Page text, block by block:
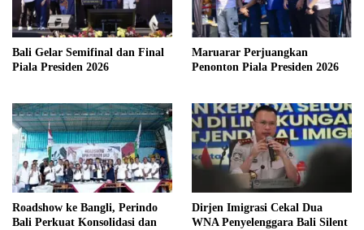
Bali Gelar Semifinal dan Final
Piala Presiden 2026
Maruarar Perjuangkan
Penonton Piala Presiden 2026
Roadshow ke Bangli, Perindo
Bali Perkuat Konsolidasi dan
Dirjen Imigrasi Cekal Dua
WNA Penyelenggara Bali Silent